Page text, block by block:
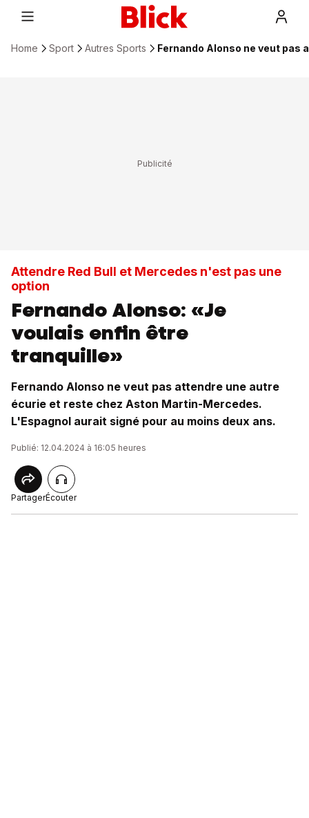
Home Sport Autres Sports Fernando Alonso ne veut pas
Attendre Red Bull et Mercedes n'est pas une
option
Fernando Alonso: «Je
voulais enfin être
tranquille»
Fernando Alonso ne veut pas attendre une autre
écurie et reste chez Aston Martin-Mercedes.
L'Espagnol aurait signé pour au moins deux ans.
Publié: 12.04.2024 à 16:05 heures
PartagerÉcouter